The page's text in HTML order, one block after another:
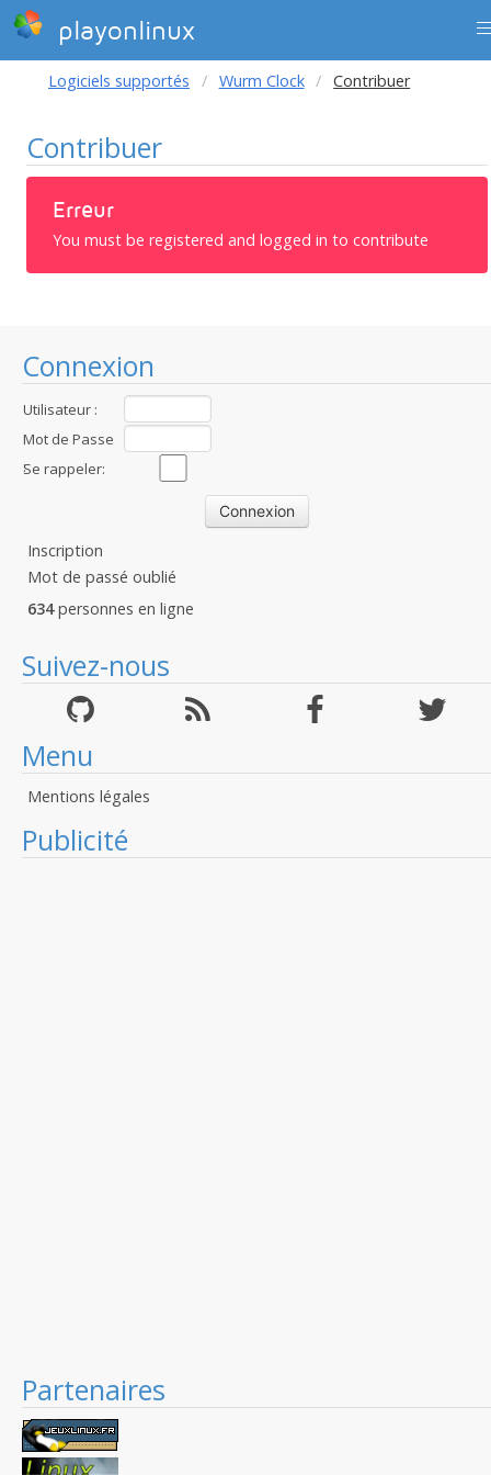
playonlinux
Connexion
Utilisateur :
Mot de Passe
:Se rappeler:
Inscription
Mot de passé oublié
634personnes en ligne
Suivez-nous
Menu
Mentions légales
Publicité
Partenaires
Logiciels supportés Wurm Clock Contribuer
Contribuer
Erreur
You must be registered and logged in to contribute